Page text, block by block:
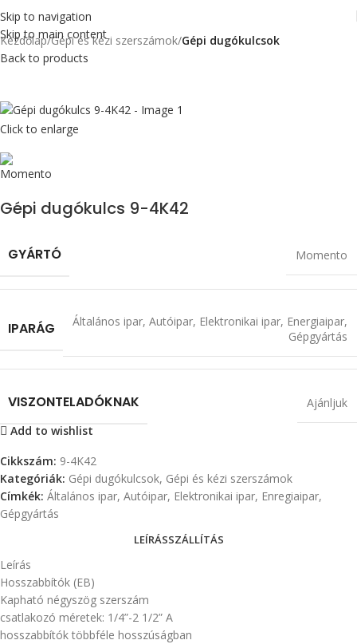
Skip to navigation
Skip to main content
Kezdőlap Gépi és kézi szerszámok Gépi dugókulcsok
Back to products
Click to enlarge
Gépi dugókulcs 9-4K42
GYÁRTÓ Momento
IPARÁG Általános ipar, Autóipar, Elektronikai ipar, Energiaipar,
Gépgyártás
VISZONTELADÓKNAK
Ajánljuk
Add to wishlist
Cikkszám: 9-4K42
Kategóriák: Gépi dugókulcsok, Gépi és kézi szerszámok
Címkék: Általános ipar, Autóipar, Elektronikai ipar, Enregiaipar,
Gépgyártás
LEÍRÁSSZÁLLÍTÁS
Leírás
Hosszabbítók (EB)
Kapható négyszög szerszám
csatlakozó méretek: 1/4”-2 1/2” A
hosszabbítók többféle hosszúságban